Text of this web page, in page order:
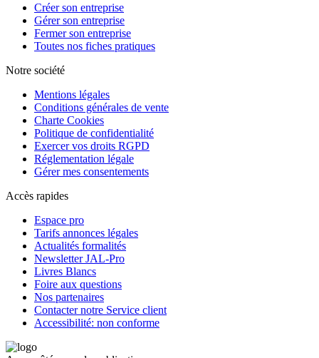
Créer son entreprise
Gérer son entreprise
Fermer son entreprise
Toutes nos fiches pratiques
Notre société
Mentions légales
Conditions générales de vente
Charte Cookies
Politique de confidentialité
Exercer vos droits RGPD
Réglementation légale
Gérer mes consentements
Accès rapides
Espace pro
Tarifs annonces légales
Actualités formalités
Newsletter JAL-Pro
Livres Blancs
Foire aux questions
Nos partenaires
Contacter notre Service client
Accessibilité: non conforme